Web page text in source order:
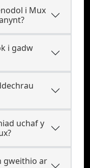
i Mux
i gadw
uchaf y
gweithio ar